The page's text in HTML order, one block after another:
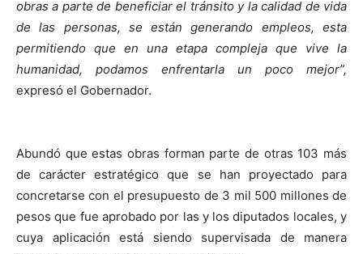
obras a parte de beneficiar el tránsito y la calidad de vida
de las personas, se están generando empleos, esta
permitiendo que en una etapa compleja que vive la
humanidad, podamos enfrentarla un poco mejor”,
expresó el Gobernador.
Abundó que estas obras forman parte de otras 103 más
de carácter estratégico que se han proyectado para
concretarse con el presupuesto de 3 mil 500 millones de
pesos que fue aprobado por las y los diputados locales, y
cuya aplicación está siendo supervisada de manera